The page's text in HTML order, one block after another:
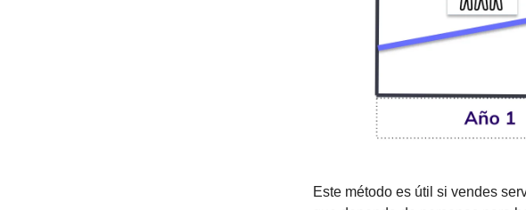
Este método es útil si vendes